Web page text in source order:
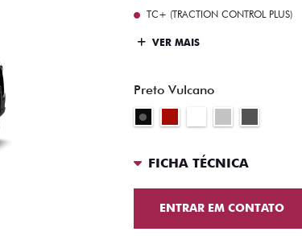
TC+ (TRACTION CONTROL PLUS)
VER MAIS
Preto Vulcano
FICHA TÉCNICA
ENTRAR EM CONTATO